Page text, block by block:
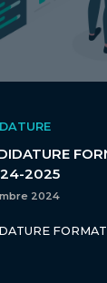
2025
2024